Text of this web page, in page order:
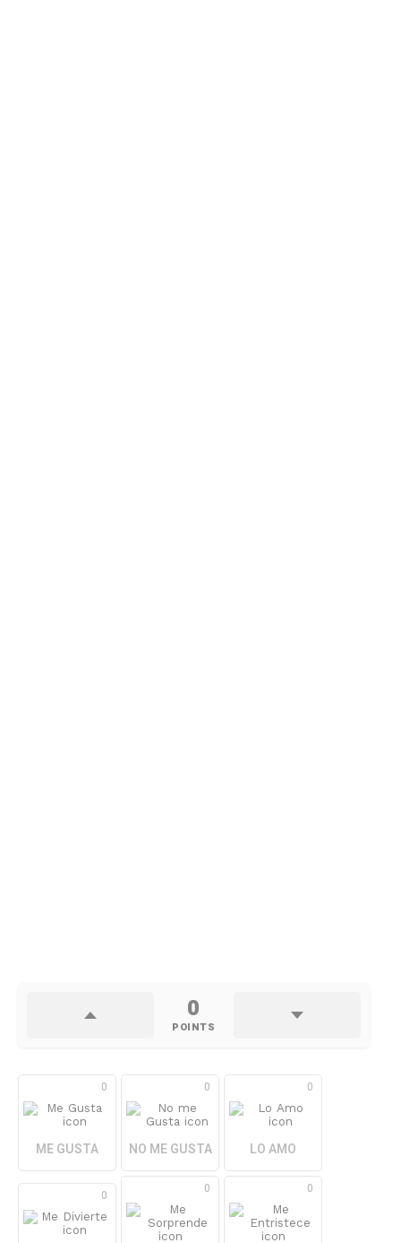
0
POINTS
0
ME GUSTA
0
NO ME GUSTA
0
LO AMO
0 0 0